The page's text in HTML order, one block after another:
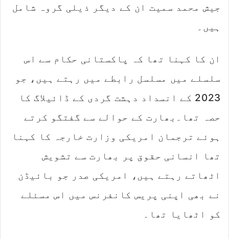
جیش محمد سمیت ان کے دیگر ذیلی گروہ شامل
ہیں۔
ان کا کہنا تھا کہ پاکستانی حکام سے اس
سلسلے میں مسلسل رابطے میں رہتے ہیں، جو
2023 کے انسداد دہشت گردی کے ڈائیلاگ کا
حصہ تھا۔بھارت کے حوالے سے گفتگو کرتے
ہوئے ترجمان امریکی وزارت خارجہ کا کہنا
تھا انسانی حقوق پر بھارت سے تشویش
اٹھاتے رہتے ہیں، امریکی صدر جو بائیڈن
نے بھی اپنی پریس کانفرنس میں اس مسئلے
کو اٹھایا تھا۔